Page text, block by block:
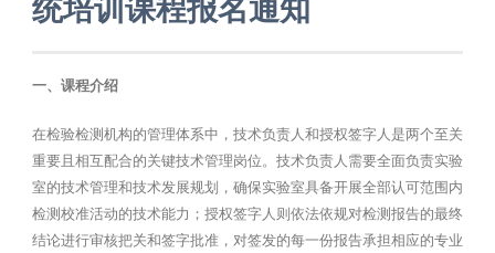
一、课程介绍
在检验检测机构的管理体系中，技术负责人和授权签字人是两个至关
重要且相互配合的关键技术管理岗位。技术负责人需要全面负责实验
室的技术管理和技术发展规划，确保实验室具备开展全部认可范围内
检测校准活动的技术能力；授权签字人则依法依规对检测报告的最终
结论进行审核把关和签字批准，对签发的每一份报告承担相应的专业